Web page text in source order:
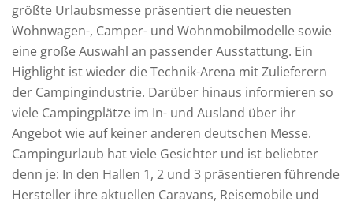
größte Urlaubsmesse präsentiert die neuesten
Wohnwagen-, Camper- und Wohnmobilmodelle sowie
eine große Auswahl an passender Ausstattung. Ein
Highlight ist wieder die Technik-Arena mit Zulieferern
der Campingindustrie. Darüber hinaus informieren so
viele Campingplätze im In- und Ausland über ihr
Angebot wie auf keiner anderen deutschen Messe.
Campingurlaub hat viele Gesichter und ist beliebter
denn je: In den Hallen 1, 2 und 3 präsentieren führende
Hersteller ihre aktuellen Caravans, Reisemobile und